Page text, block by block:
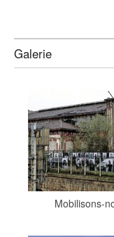
Galerie
Mobilisons-